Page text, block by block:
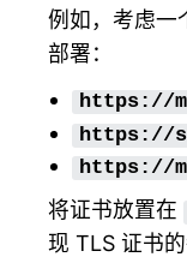
例如，考虑一
部署：
https://
https://
https://
将证书放置在
现 TLS 证书